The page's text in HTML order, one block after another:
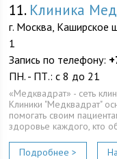
11. Клиника
г. Москва, Каширское
1
Запись по телефону:
ПН. - ПТ.: с 8 до 21
«Медквадрат» - сеть
Клиники "Медквадрат"
помогать своим
здоровье каждого, кто
Подробнее >